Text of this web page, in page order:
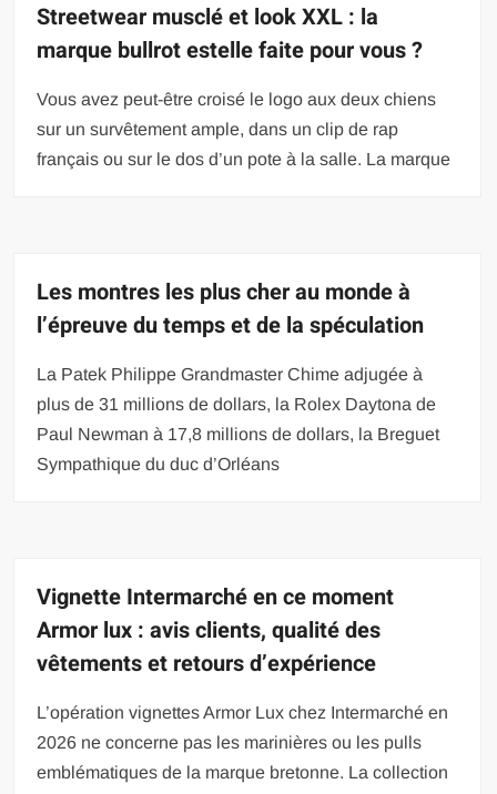
Streetwear musclé et look XXL : la
marque bullrot estelle faite pour vous ?
Vous avez peut-être croisé le logo aux deux chiens
sur un survêtement ample, dans un clip de rap
français ou sur le dos d’un pote à la salle. La marque
Les montres les plus cher au monde à
l’épreuve du temps et de la spéculation
La Patek Philippe Grandmaster Chime adjugée à
plus de 31 millions de dollars, la Rolex Daytona de
Paul Newman à 17,8 millions de dollars, la Breguet
Sympathique du duc d’Orléans
Vignette Intermarché en ce moment
Armor lux : avis clients, qualité des
vêtements et retours d’expérience
L’opération vignettes Armor Lux chez Intermarché en
2026 ne concerne pas les marinières ou les pulls
emblématiques de la marque bretonne. La collection